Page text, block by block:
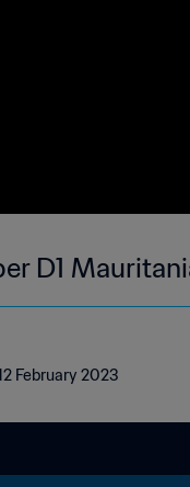
D1
February 2023